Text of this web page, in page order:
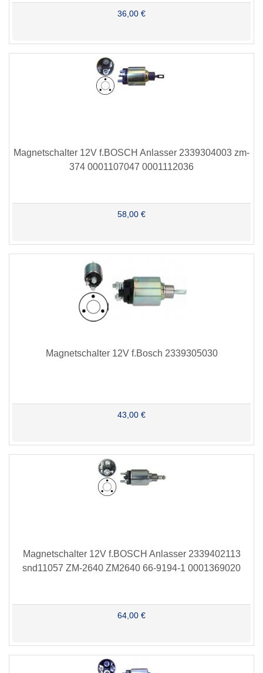
36,00 €
Magnetschalter 12V f.BOSCH Anlasser 2339304003 zm-
374 0001107047 0001112036
58,00 €
Magnetschalter 12V f.Bosch 2339305030
43,00 €
Magnetschalter 12V f.BOSCH Anlasser 2339402113
snd11057 ZM-2640 ZM2640 66-9194-1 0001369020
64,00 €